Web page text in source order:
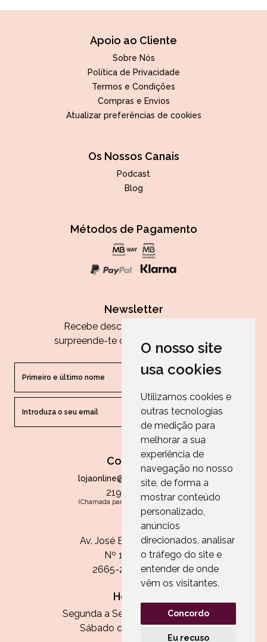
O nosso site
usa cookies
Utilizamos cookies e
outras tecnologias
de medição para
melhorar a sua
experiência de
navegação no nosso
site, de forma a
mostrar conteúdo
personalizado,
anúncios
direcionados, analisar
o tráfego do site e
entender de onde
vêm os visitantes.
Concordo
Eu recuso
Apoio ao Cliente
Sobre Nós
Política de Privacidade
Termos e Condições
Compras e Envios
Atualizar preferências de cookies
Os Nossos Canais
Podcast
Blog
Métodos de Pagamento
Newsletter
Recebe descontos exclusivos e
surpreende-te com as nossas dicas.
ENVIAR
Contactos
lojaonline@paperandarts.pt
219 862 836
(Chamada para a rede fixa nacional)
Loja
Av. José Batista Antunes
Nº 11, Loja 10
2665-236 Malveira
Horário:
Segunda a Sexta das 13h às 20h
Sábado das 9h30 às 13h